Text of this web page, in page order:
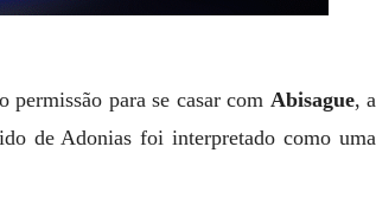
para se casar com Abisague, a
de Adonias foi interpretado como uma